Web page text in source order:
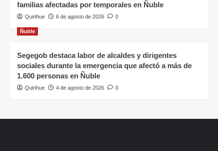
familias afectadas por temporales en Ñuble
Quirihue 6 de agosto de 2026 0
Ñuble
Segegob destaca labor de alcaldes y dirigentes
sociales durante la emergencia que afectó a más de
1.600 personas en Ñuble
Quirihue 4 de agosto de 2026 0